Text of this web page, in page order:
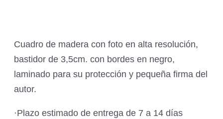
Cuadro de madera con foto en alta resolución,
bastidor de 3,5cm. con bordes en negro,
laminado para su protección y pequeña firma del
autor.
·Plazo estimado de entrega de 7 a 14 días